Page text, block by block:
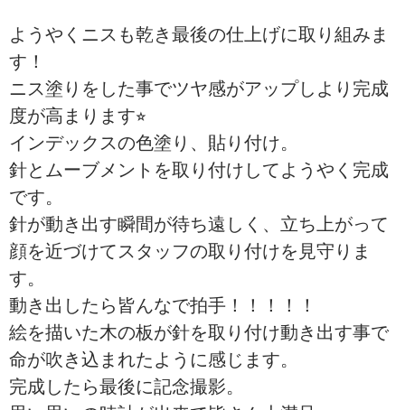
ようやくニスも乾き最後の仕上げに取り組みま
す！
ニス塗りをした事でツヤ感がアップしより完成
度が高まります⭐︎
インデックスの色塗り、貼り付け。
針とムーブメントを取り付けしてようやく完成
です。
針が動き出す瞬間が待ち遠しく、立ち上がって
顔を近づけてスタッフの取り付けを見守りま
す。
動き出したら皆んなで拍手！！！！！
絵を描いた木の板が針を取り付け動き出す事で
命が吹き込まれたように感じます。
完成したら最後に記念撮影。